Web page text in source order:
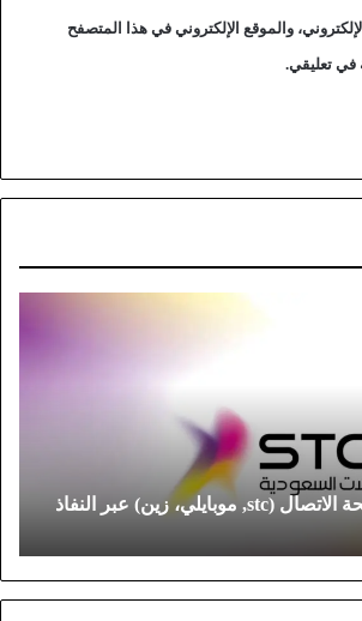
والموقع الإلكتروني في هذا المتصفح
في تعليقي.
خطوات توثيق شريحة الاتصال (stc, موبايلي، زين) عبر النفاذ